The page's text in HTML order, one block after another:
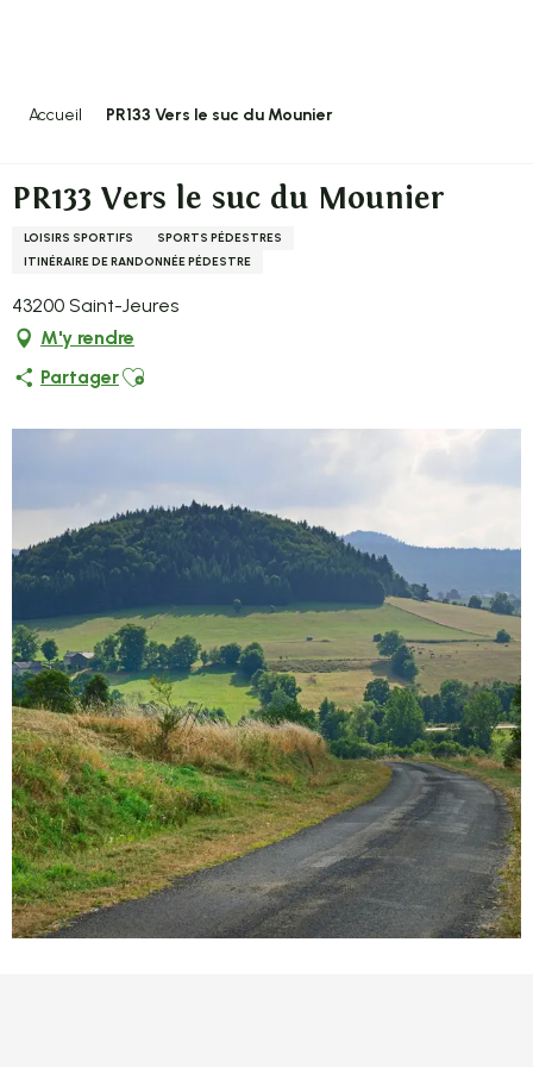
Accueil PR133 Vers le suc du Mounier
PR133 Vers le suc du Mounier
LOISIRS SPORTIFS
SPORTS PÉDESTRES
ITINÉRAIRE DE RANDONNÉE PÉDESTRE
43200 Saint-Jeures
M'y rendre
PartagerAjouter aux favoris